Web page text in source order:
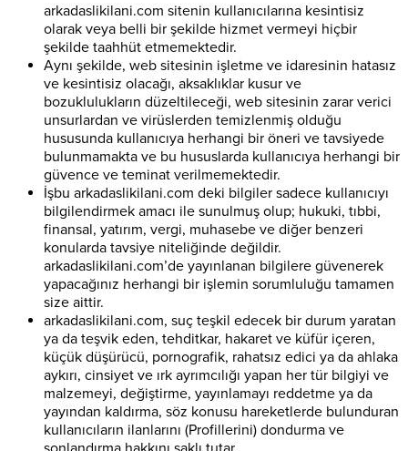
arkadaslikilani.com sitenin kullanıcılarına kesintisiz
olarak veya belli bir şekilde hizmet vermeyi hiçbir
şekilde taahhüt etmemektedir.
Aynı şekilde, web sitesinin işletme ve idaresinin hatasız
ve kesintisiz olacağı, aksaklıklar kusur ve
bozuklulukların düzeltileceği, web sitesinin zarar verici
unsurlardan ve virüslerden temizlenmiş olduğu
hususunda kullanıcıya herhangi bir öneri ve tavsiyede
bulunmamakta ve bu hususlarda kullanıcıya herhangi bir
güvence ve teminat verilmemektedir.
İşbu arkadaslikilani.com deki bilgiler sadece kullanıcıyı
bilgilendirmek amacı ile sunulmuş olup; hukuki, tıbbi,
finansal, yatırım, vergi, muhasebe ve diğer benzeri
konularda tavsiye niteliğinde değildir.
arkadaslikilani.com’de yayınlanan bilgilere güvenerek
yapacağınız herhangi bir işlemin sorumluluğu tamamen
size aittir.
arkadaslikilani.com, suç teşkil edecek bir durum yaratan
ya da teşvik eden, tehditkar, hakaret ve küfür içeren,
küçük düşürücü, pornografik, rahatsız edici ya da ahlaka
aykırı, cinsiyet ve ırk ayrımcılığı yapan her tür bilgiyi ve
malzemeyi, değiştirme, yayınlamayı reddetme ya da
yayından kaldırma, söz konusu hareketlerde bulunduran
kullanıcıların ilanlarını (Profillerini) dondurma ve